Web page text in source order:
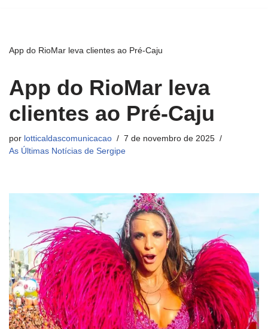
App do RioMar leva clientes ao Pré-Caju
App do RioMar leva
clientes ao Pré-Caju
por lotticaldascomunicacao
7 de novembro de 2025
As Últimas Notícias de Sergipe